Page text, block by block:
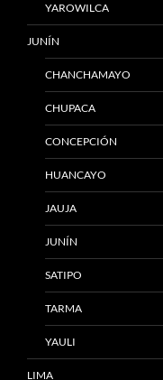
YAROWILCA
JUNÍN
CHANCHAMAYO
CHUPACA
CONCEPCIÓN
HUANCAYO
JAUJA
JUNÍN
SATIPO
TARMA
YAULI
LIMA